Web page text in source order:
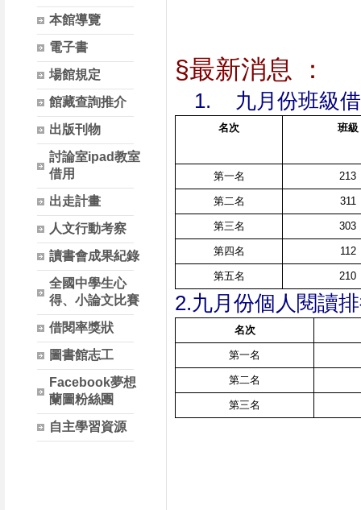
本館導覽
電子書
場館規定
館藏查詢推介
出版刊物
討論室ipad教室
借用
出走計畫
人文行動考察
讀書會成果紀錄
全國中學生心
得、小論文比賽
借閱率獎狀
圖書館志工
Facebook夢想
蘭圖粉絲團
自主學習資源
§最新消息 ：
1. 九月份班級
名次 班級
第一名 213
第二名 311
第三名 303
第四名 112
第五名 210
2.九月份個人閱讀
名次
第一名
第二名
第三名